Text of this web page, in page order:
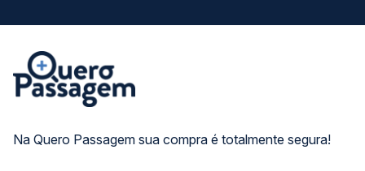
Na Quero Passagem sua compra é totalmente segura!